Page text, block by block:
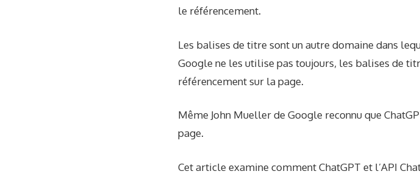
le référencement.
Les balises de titre sont un autre domaine dans
Google ne les utilise pas toujours, les balises de
référencement sur la page.
Même John Mueller de Google reconnuque
page.
Cet article examine comment ChatGPT et l’API